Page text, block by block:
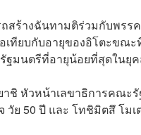
ร้างฉันทามติร่วมกับพรร
อเทียบกับอายุของอิโตะข
ฐมนตรีที่อายุน้อยที่สุดในยุ
ชิ หัวหน้าเลขาธิการคณะ
ย 50 ปี และ โทชิมิตสึ โม